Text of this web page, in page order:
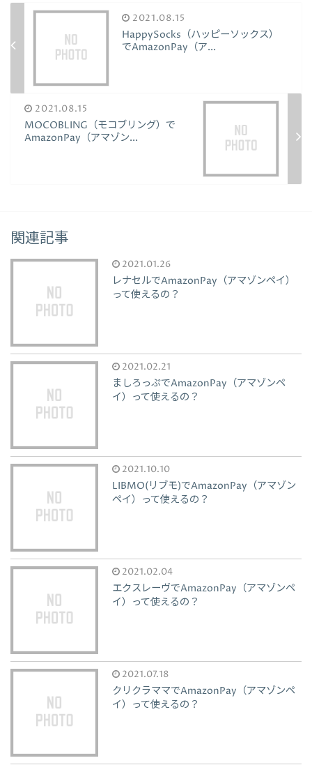
2021.08.15
HappySocks（ハッピーソックス）
でAmazonPay（ア...
2021.08.15
MOCOBLING（モコブリング）で
AmazonPay（アマゾン...
関連記事
2021.01.26
レナセルでAmazonPay（アマゾンペイ）
って使えるの？
2021.02.21
ましろっぷでAmazonPay（アマゾンペ
イ）って使えるの？
2021.10.10
LIBMO(リブモ)でAmazonPay（アマゾン
ペイ）って使えるの？
2021.02.04
エクスレーヴでAmazonPay（アマゾンペ
イ）って使えるの？
2021.07.18
クリクラママでAmazonPay（アマゾンペ
イ）って使えるの？